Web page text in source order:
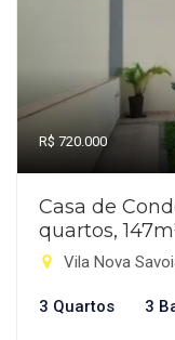
R$ 720.000
Casa de
quartos,
Vila Nova
3 Quartos 3